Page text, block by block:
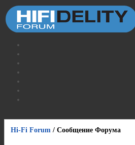
Hi-Fi Forum / Сообщение Форума